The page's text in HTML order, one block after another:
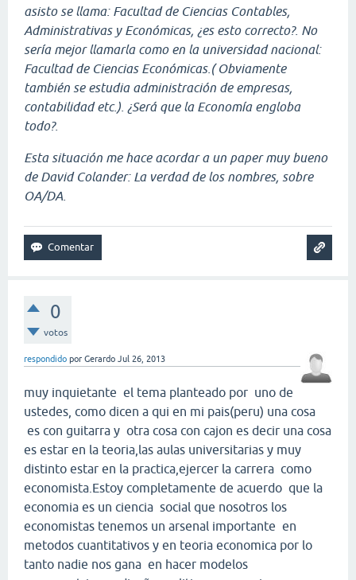
asisto se llama: Facultad de Ciencias Contables,
Administrativas y Económicas, ¿es esto correcto?. No
sería mejor llamarla como en la universidad nacional:
Facultad de Ciencias Económicas.( Obviamente
también se estudia administración de empresas,
contabilidad etc.). ¿Será que la Economía engloba
todo?.
Esta situación me hace acordar a un paper muy bueno
de David Colander: La verdad de los nombres, sobre
OA/DA.
0
votos
respondido por Gerardo Jul 26, 2013
muy inquietante el tema planteado por uno de
ustedes, como dicen a qui en mi pais(peru) una cosa
es con guitarra y otra cosa con cajon es decir una cosa
es estar en la teoria,las aulas universitarias y muy
distinto estar en la practica,ejercer la carrera como
economista.Estoy completamente de acuerdo que la
economia es un ciencia social que nosotros los
economistas tenemos un arsenal importante en
metodos cuantitativos y en teoria economica por lo
tanto nadie nos gana en hacer modelos